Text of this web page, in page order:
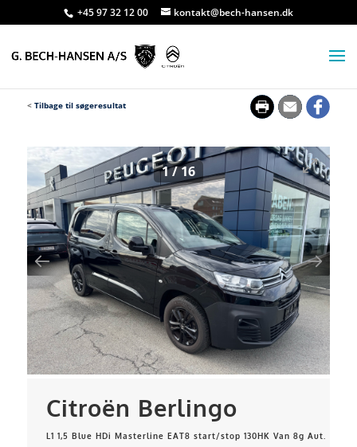
+45 97 32 12 00 kontakt@bech-hansen.dk
< Tilbage til søgeresultat
1/16
Citroën Berlingo
L1 1,5 Blue HDi Masterline EAT8 start/stop 130HK Van 8g Aut.